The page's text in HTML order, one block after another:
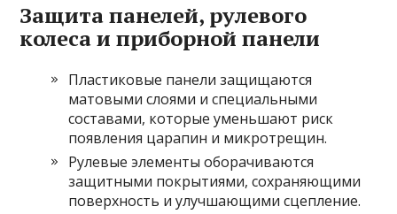
Защита панелей, рулевого
колеса и приборной панели
Пластиковые панели защищаются
матовыми слоями и специальными
составами, которые уменьшают риск
появления царапин и микротрещин.
Рулевые элементы оборачиваются
защитными покрытиями, сохраняющими
поверхность и улучшающими сцепление.